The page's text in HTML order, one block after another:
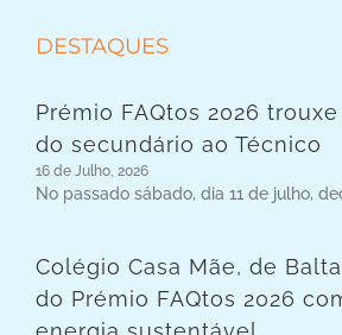
DESTAQUES
Prémio FAQtos 2026
do secundário ao Técnico
16 de Julho, 2026
No passado sábado, dia 11 de julho,
Colégio Casa Mãe, de
do Prémio FAQtos 2026